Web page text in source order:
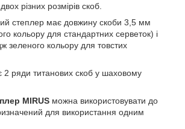
різних розмірів скоб.
степлер має довжину скоби 3,5 мм
кольору для стандартних серветок) і
зеленого кольору для товстих
2 ряди титанових скоб у шаховому
MIRUS можна використовувати до
для використання одним